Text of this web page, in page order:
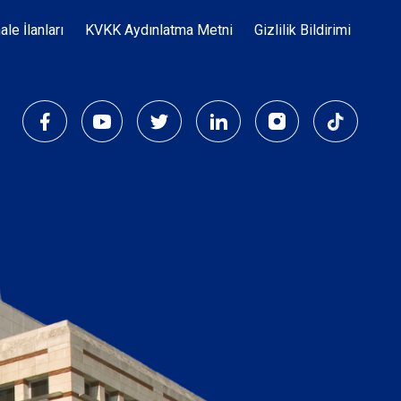
İlanları KVKK Aydınlatma Metni Gizlilik Bildirimi